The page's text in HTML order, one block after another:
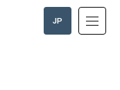
JP